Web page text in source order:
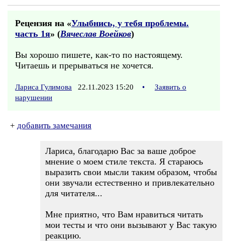
Рецензия на «Улыбнись, у тебя проблемы.
часть 1я» (Вячеслав Воейков)
Вы хорошо пишете, как-то по настоящему.
Читаешь и прерываться не хочется.
Лариса Гулимова 22.11.2023 15:20 •
Заявить о
нарушении
+ добавить замечания
Лариса, благодарю Вас за ваше доброе
мнение о моем стиле текста. Я стараюсь
выразить свои мысли таким образом, чтобы
они звучали естественно и привлекательно
для читателя...
Мне приятно, что Вам нравиться читать
мои тесты и что они вызывают у Вас такую
реакцию.